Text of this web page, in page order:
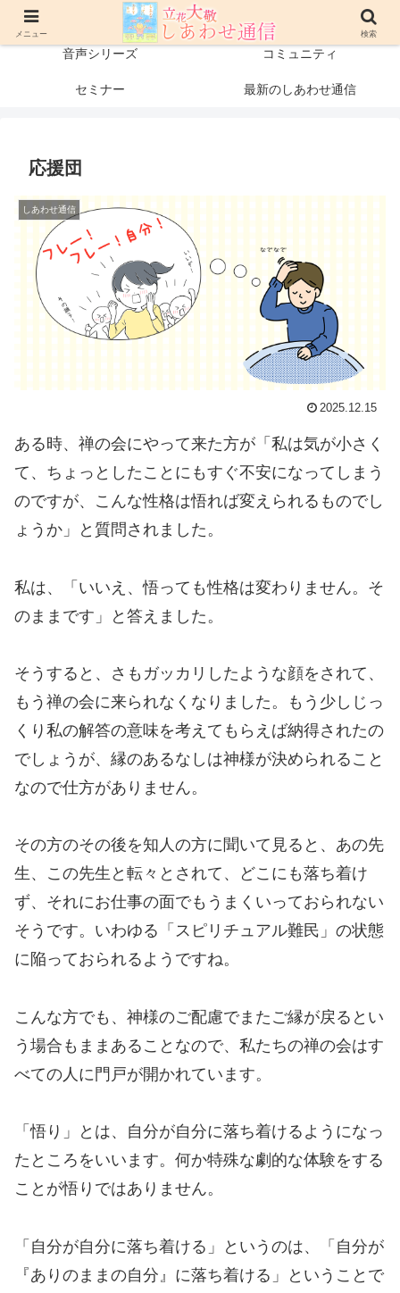
プロフィール
音声シリーズ コミュニティ
セミナー 最新のしあわせ通信
応援団
しあわせ通信
2025.12.15
ある時、禅の会にやって来た方が「私は気が小さく
て、ちょっとしたことにもすぐ不安になってしまう
のですが、こんな性格は悟れば変えられるものでし
ょうか」と質問されました。
私は、「いいえ、悟っても性格は変わりません。そ
のままです」と答えました。
そうすると、さもガッカリしたような顔をされて、
もう禅の会に来られなくなりました。もう少しじっ
くり私の解答の意味を考えてもらえば納得されたの
でしょうが、縁のあるなしは神様が決められること
なので仕方がありません。
その方のその後を知人の方に聞いて見ると、あの先
生、この先生と転々とされて、どこにも落ち着け
ず、それにお仕事の面でもうまくいっておられない
そうです。いわゆる「スピリチュアル難民」の状態
に陥っておられるようですね。
こんな方でも、神様のご配慮でまたご縁が戻るとい
う場合もままあることなので、私たちの禅の会はす
べての人に門戸が開かれています。
「悟り」とは、自分が自分に落ち着けるようになっ
たところをいいます。何か特殊な劇的な体験をする
ことが悟りではありません。
「自分が自分に落ち着ける」というのは、「自分が
『ありのままの自分』に落ち着ける」ということで
メニュー 検索